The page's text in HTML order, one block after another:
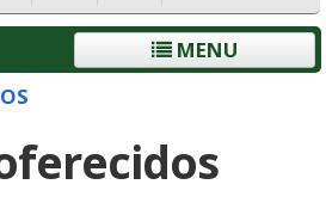
MENU